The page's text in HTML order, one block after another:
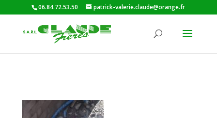
06.84.72.53.50 patrick-valerie.claude@orange.fr